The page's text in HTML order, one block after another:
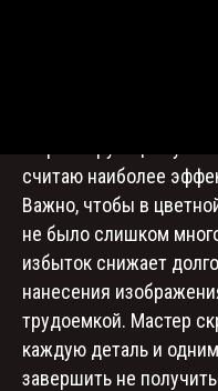
считаю наиболее
Важно, чтобы в
не было слишком
избыток снижает
нанесения
трудоемкой. Мастер
каждую деталь и
завершить не